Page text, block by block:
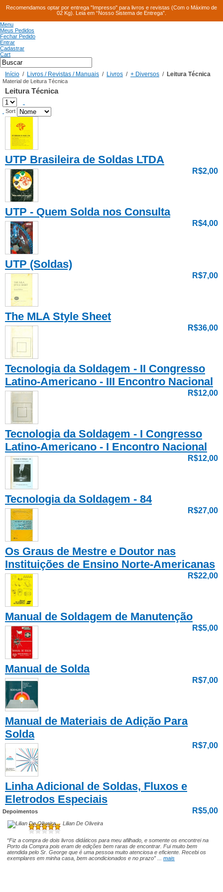
Recomendamos optar por entrega "Impresso" para livros e revistas (Com o Máximo de
02 Kg). Leia em “Nosso Sistema de Entrega”.
Menu
Meus Pedidos
Fechar Pedido
Entrar
Cadastrar
Cart
Início / Livros / Revistas / Manuais / Livros / + Diversos / Leitura Técnica
Material de Leitura Técnica
Leitura Técnica
Sort
UTP Brasileira de Soldas LTDA
R$2,00
UTP - Quem Solda nos Consulta
R$4,00
UTP (Soldas)
R$7,00
The MLA Style Sheet
R$36,00
Tecnologia da Soldagem - II Congresso
Latino-Americano - III Encontro Nacional
R$12,00
Tecnologia da Soldagem - I Congresso
Latino-Americano - I Encontro Nacional
R$12,00
Tecnologia da Soldagem - 84
R$27,00
Os Graus de Mestre e Doutor nas
Instituições de Ensino Norte-Americanas
R$22,00
Manual de Soldagem de Manutenção
R$5,00
Manual de Solda
R$7,00
Manual de Materiais de Adição Para
Solda
R$7,00
Linha Adicional de Soldas, Fluxos e
Eletrodos Especiais
R$5,00
Depoimentos
Lilian De Oliveira
“Fiz a compra de dois livros didáticos para meu afilhado, e somente os encontrei na
Porto da Compra pois eram de edições bem raras de encontrar. Fui muito bem
atendida pelo Sr. George que é uma pessoa muito atenciosa e eficiente. Recebi os
exemplares em minha casa, bem acondicionados e no prazo” ... mais